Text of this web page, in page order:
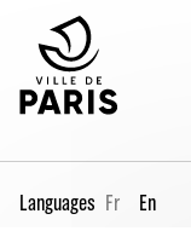
Languages Fr En